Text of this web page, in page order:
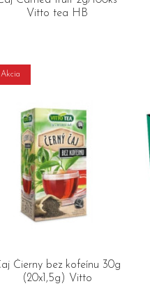
Vitto tea HB
Akcia
Čierny bez kofeínu 30g
(20x1,5g) Vitto